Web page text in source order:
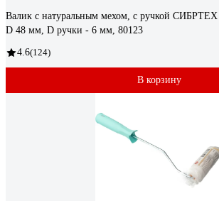
Валик с натуральным мехом, с ручкой
D 48 мм, D ручки - 6 мм, 80123
4.6(124)
В корзину